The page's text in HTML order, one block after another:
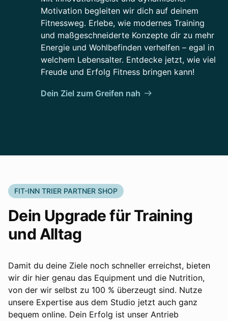
Motivation begleiten wir dich auf deinem
Fitnessweg. Erlebe, wie modernes Training
und maßgeschneiderte Konzepte dir zu mehr
Energie und Wohlbefinden verhelfen – egal in
welchem Lebensalter. Entdecke jetzt, wie viel
Freude und Erfolg Fitness bringen kann!
Dein Ziel zum Greifen nah
FIT-INN TRIER PARTNER SHOP
Dein Upgrade für Training
und Alltag
Damit du deine Ziele noch schneller erreichst, bieten
wir dir hier genau das Equipment und die Nutrition,
von der wir selbst zu 100 % überzeugt sind. Nutze
unsere Expertise aus dem Studio jetzt auch ganz
bequem online. Dein Erfolg ist unser Antrieb